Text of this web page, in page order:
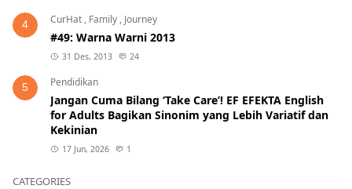
4 CurHat , Family , Journey
#49: Warna Warni 2013
31 Des, 2013 24
5 Pendidikan
Jangan Cuma Bilang ‘Take Care’! EF EFEKTA English
for Adults Bagikan Sinonim yang Lebih Variatif dan
Kekinian
17 Jun, 2026 1
CATEGORIES